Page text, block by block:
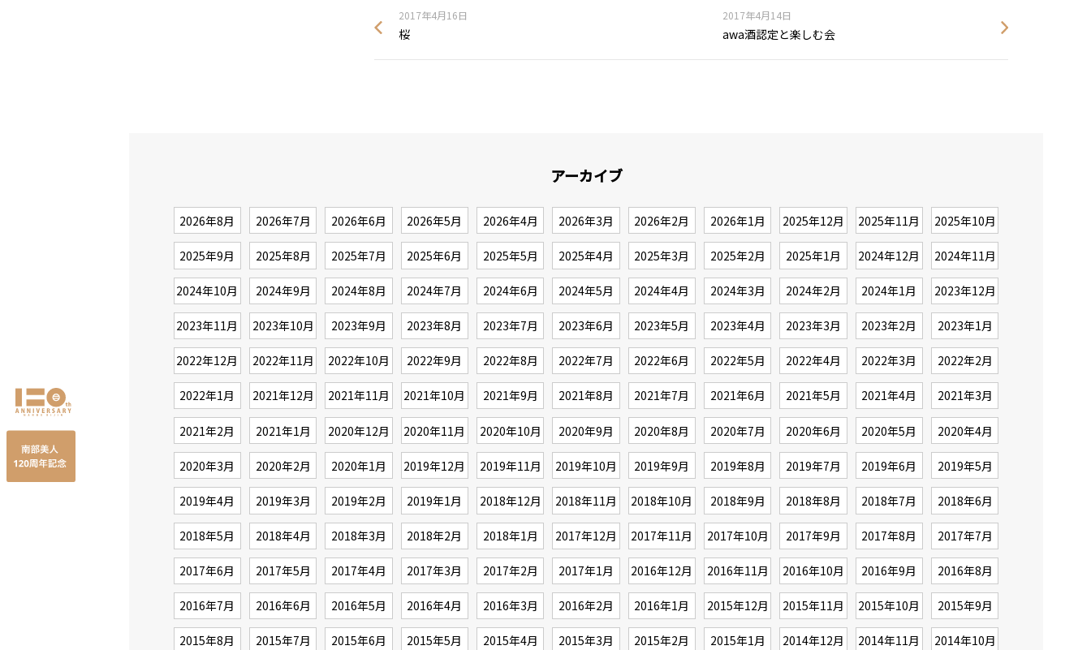
2017年4月16日
桜
2017年4月14日
awa酒認定と楽しむ会
アーカイブ
2026年8月 2026年7月 2026年6月 2026年5月 2026年4月 2026年3月 2026年2月 2026年1月 2025年12月 2025年11月 2025年10月
2025年9月 2025年8月 2025年7月 2025年6月 2025年5月 2025年4月 2025年3月 2025年2月 2025年1月 2024年12月 2024年11月
2024年10月 2024年9月 2024年8月 2024年7月 2024年6月 2024年5月 2024年4月 2024年3月 2024年2月 2024年1月 2023年12月
2023年11月 2023年10月 2023年9月 2023年8月 2023年7月 2023年6月 2023年5月 2023年4月 2023年3月 2023年2月 2023年1月
2022年12月 2022年11月 2022年10月 2022年9月 2022年8月 2022年7月 2022年6月 2022年5月 2022年4月 2022年3月 2022年2月
2022年1月 2021年12月 2021年11月 2021年10月 2021年9月 2021年8月 2021年7月 2021年6月 2021年5月 2021年4月 2021年3月
2021年2月 2021年1月 2020年12月 2020年11月 2020年10月 2020年9月 2020年8月 2020年7月 2020年6月 2020年5月 2020年4月
2020年3月 2020年2月 2020年1月 2019年12月 2019年11月 2019年10月 2019年9月 2019年8月 2019年7月 2019年6月 2019年5月
2019年4月 2019年3月 2019年2月 2019年1月 2018年12月 2018年11月 2018年10月 2018年9月 2018年8月 2018年7月 2018年6月
2018年5月 2018年4月 2018年3月 2018年2月 2018年1月 2017年12月 2017年11月 2017年10月 2017年9月 2017年8月 2017年7月
2017年6月 2017年5月 2017年4月 2017年3月 2017年2月 2017年1月 2016年12月 2016年11月 2016年10月 2016年9月 2016年8月
2016年7月 2016年6月 2016年5月 2016年4月 2016年3月 2016年2月 2016年1月 2015年12月 2015年11月 2015年10月 2015年9月
2015年8月 2015年7月 2015年6月 2015年5月 2015年4月 2015年3月 2015年2月 2015年1月 2014年12月 2014年11月 2014年10月